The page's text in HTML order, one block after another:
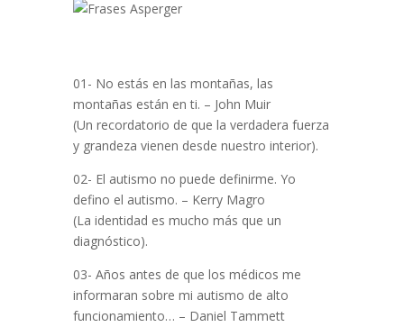
01- No estás en las montañas, las
montañas están en ti. – John Muir
(Un recordatorio de que la verdadera fuerza
y grandeza vienen desde nuestro interior).
02- El autismo no puede definirme. Yo
defino el autismo. – Kerry Magro
(La identidad es mucho más que un
diagnóstico).
03- Años antes de que los médicos me
informaran sobre mi autismo de alto
funcionamiento… – Daniel Tammett